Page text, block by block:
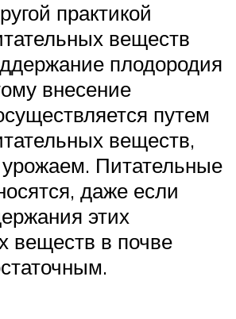
практикой
веществ
плодородия
внесение
путем
веществ,
Питательные
даже если
этих
веществ в почве